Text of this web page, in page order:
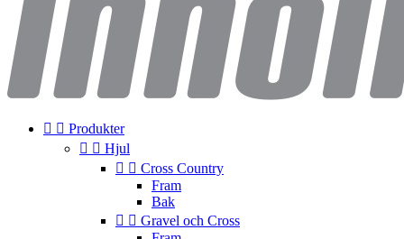
  Produkter
  Hjul
  Cross Country
Fram
Bak
  Gravel och Cross